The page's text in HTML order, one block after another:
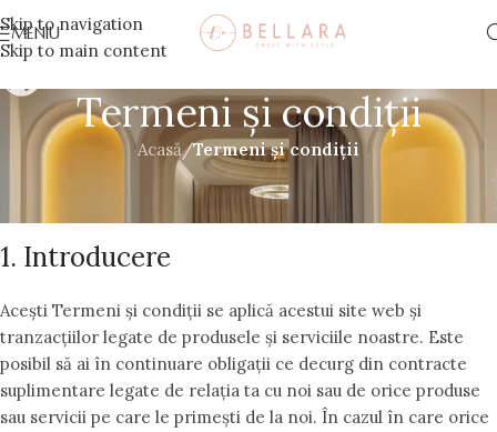
Skip to navigation
Skip to main content
MENIU
Termeni și condiții
Acasă/Termeni și condiții
Termenii și condițiile au fost actualizate ultima dată pe
1. Introducere
Acești Termeni și condiții se aplică acestui site web și
tranzacțiilor legate de produsele și serviciile noastre. Este
posibil să ai în continuare obligații ce decurg din contracte
suplimentare legate de relația ta cu noi sau de orice produse
sau servicii pe care le primești de la noi. În cazul în care orice